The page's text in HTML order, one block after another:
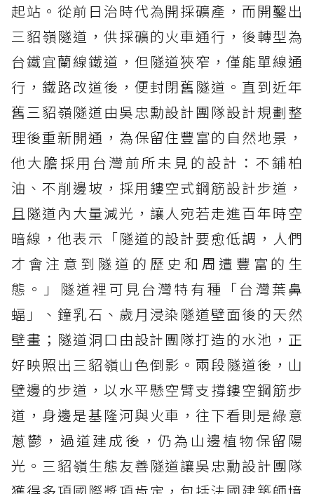
起站。從前日治時代為開採礦產，而開鑿出
三貂嶺隧道，供採礦的火車通行，後轉型為
台鐵宜蘭線鐵道，但隧道狹窄，僅能單線通
行，鐵路改道後，便封閉舊隧道。直到近年
舊三貂嶺隧道由吳忠勳設計團隊設計規劃整
理後重新開通，為保留住豐富的自然地景，
他大膽採用台灣前所未見的設計：不鋪柏
油、不削邊坡，採用鏤空式鋼筋設計步道，
且隧道內大量減光，讓人宛若走進百年時空
暗線，他表示「隧道的設計要愈低調，人們
才會注意到隧道的歷史和周遭豐富的生
態。」隧道裡可見台灣特有種「台灣葉鼻
蝠」、鐘乳石、歲月浸染隧道壁面後的天然
壁畫；隧道洞口由設計團隊打造的水池，正
好映照出三貂嶺山色倒影。兩段隧道後，山
壁邊的步道，以水平懸空臂支撐鏤空鋼筋步
道，身邊是基隆河與火車，往下看則是綠意
蔥鬱，過道建成後，仍為山邊植物保留陽
光。三貂嶺生態友善隧道讓吳忠勳設計團隊